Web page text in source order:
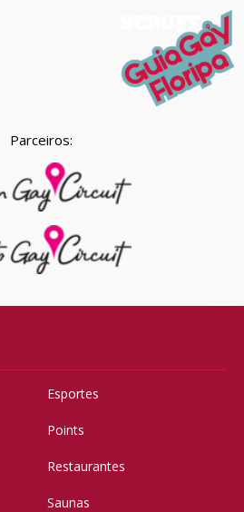
Parceiros:
Esportes
Points
Restaurantes
Saunas